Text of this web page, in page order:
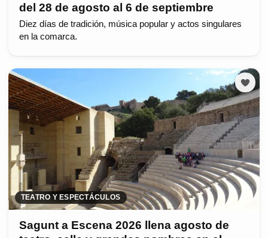
del 28 de agosto al 6 de septiembre
Diez días de tradición, música popular y actos singulares
en la comarca.
TEATRO Y ESPECTÁCULOS
Sagunt a Escena 2026 llena agosto de